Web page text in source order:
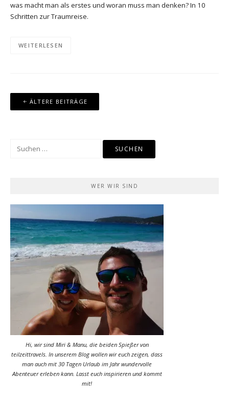
was macht man als erstes und woran muss man denken? In 10
Schritten zur Traumreise.
WEITERLESEN
Beitragsnavigation
ÄLTERE BEITRÄGE
Suchen
WER WIR SIND
Hi, wir sind Miri & Manu, die beiden Spießer von
teilzeittravels. In unserem Blog wollen wir euch zeigen, dass
man auch mit 30 Tagen Urlaub im Jahr wundervolle
Abenteuer erleben kann. Lasst euch inspirieren und kommt
mit!